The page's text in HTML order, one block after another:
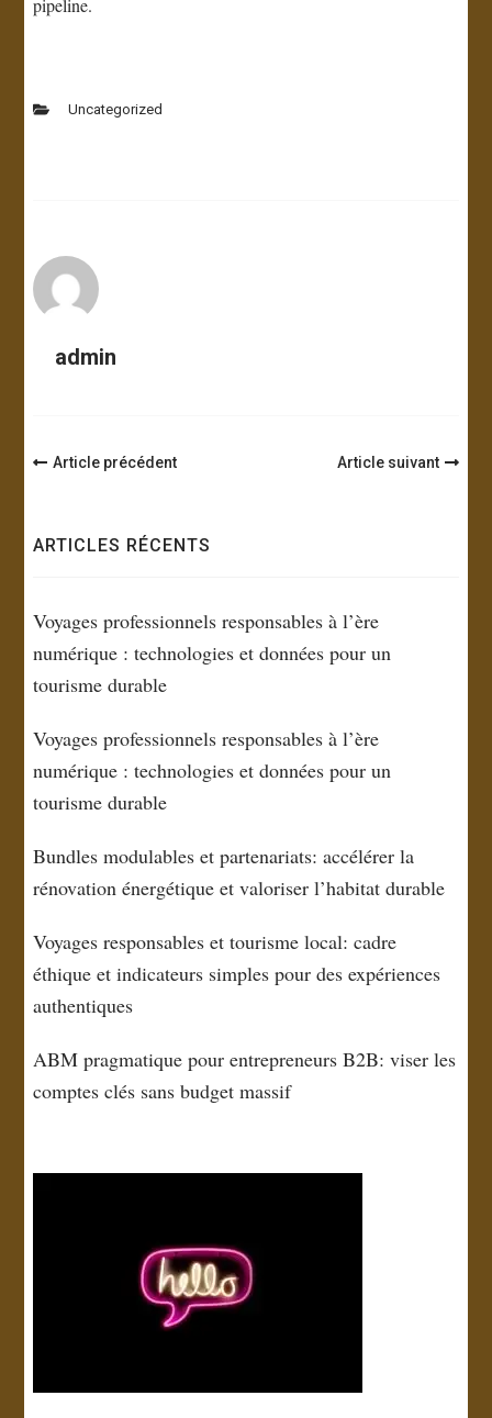
pipeline.
Uncategorized
admin
Navigation
Article précédent Article suivant
ARTICLES RÉCENTS
Voyages professionnels responsables à l’ère
numérique : technologies et données pour un
tourisme durable
Voyages professionnels responsables à l’ère
numérique : technologies et données pour un
tourisme durable
Bundles modulables et partenariats: accélérer la
rénovation énergétique et valoriser l’habitat durable
Voyages responsables et tourisme local: cadre
éthique et indicateurs simples pour des expériences
authentiques
ABM pragmatique pour entrepreneurs B2B: viser les
comptes clés sans budget massif